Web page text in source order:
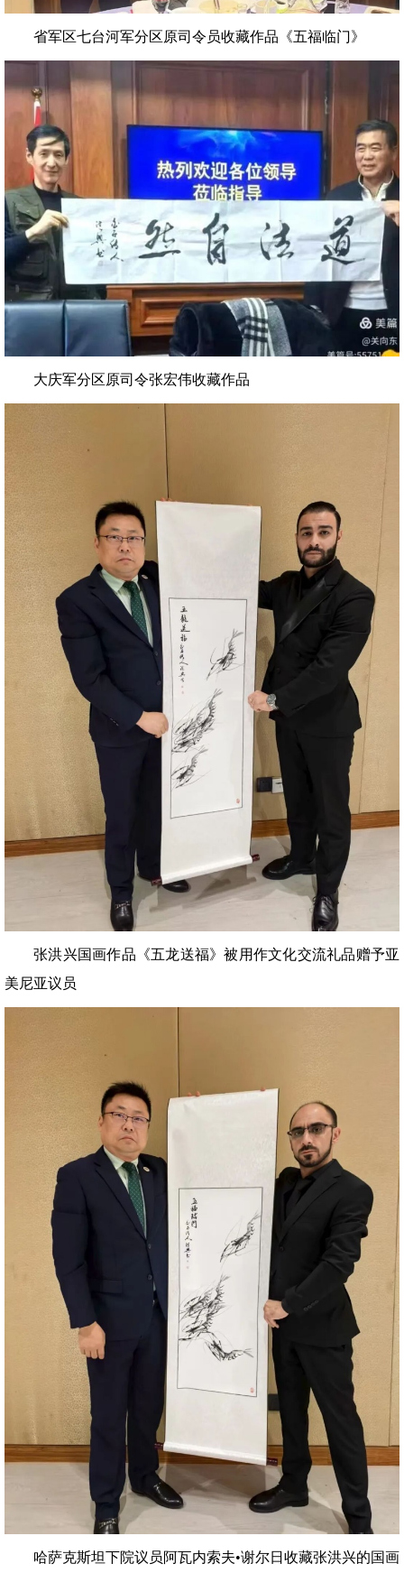
省军区七台河军分区原司令员‌收藏作品《五福临门》
大庆军分区原司令张宏伟收藏作品
张洪兴国画作品《五龙送福》被用作文化交流礼品赠予亚
美尼亚议员
哈萨克斯坦下院议员阿瓦内索夫•谢尔日收藏张洪兴的国画